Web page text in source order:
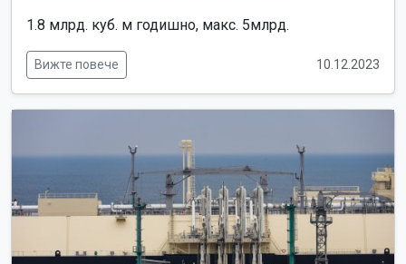
1.8 млрд. куб. м годишно, макс. 5млрд.
Вижте повече 10.12.2023